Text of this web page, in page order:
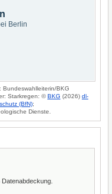
Berlin
Bundeswahlleiterin/BKG
Starkregen: ©BKG (2026) dl-
(BfN);
Dienste.